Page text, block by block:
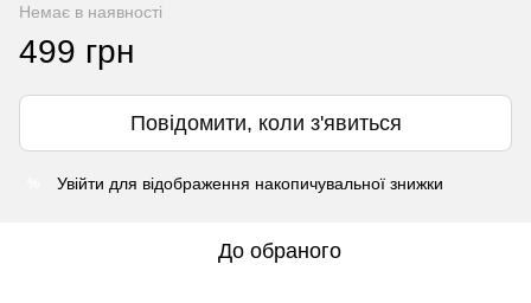
Немає в наявності
499 грн
Повідомити, коли з'явиться
Увійти для відображення накопичувальної знижки
До обраного